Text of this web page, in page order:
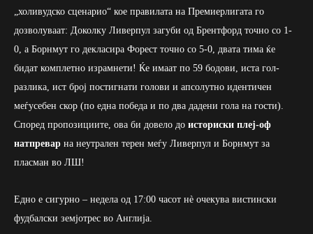
„холивудско сценарио“ кое правилата на Премиерлигата го
дозволуваат: Доколку Ливерпул загуби од Брентфорд точно со 1-
0, а Борнмут го декласира Форест точно со 5-0, двата тима ќе
бидат комплетно израмнети! Ќе имаат по 59 бодови, иста гол-
разлика, ист број постигнати голови и апсолутно идентичен
меѓусебен скор (по една победа и по два дадени гола на гости).
Според пропозициите, ова би довело до историски плеј-оф
натпревар на неутрален терен меѓу Ливерпул и Борнмут за
пласман во ЛШ!
Едно е сигурно – недела од 17:00 часот нè очекува вистински
фудбалски земјотрес во Англија.